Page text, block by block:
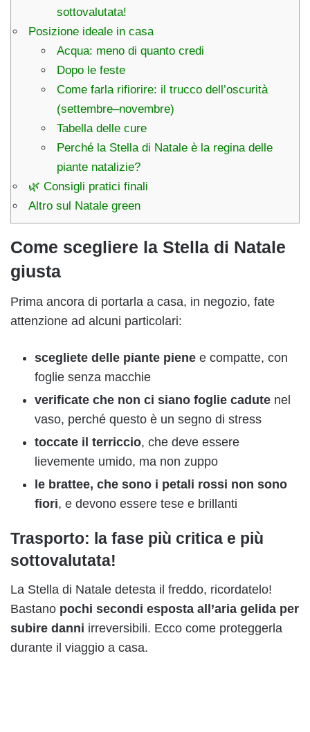
sottovalutata!
Posizione ideale in casa
Acqua: meno di quanto credi
Dopo le feste
Come farla rifiorire: il trucco dell’oscurità
(settembre–novembre)
Tabella delle cure
Perché la Stella di Natale è la regina delle
piante natalizie?
🌿 Consigli pratici finali
Altro sul Natale green
Come scegliere la Stella di Natale
giusta
Prima ancora di portarla a casa, in negozio, fate
attenzione ad alcuni particolari:
scegliete delle piante piene e compatte, con
foglie senza macchie
verificate che non ci siano foglie cadute nel
vaso, perché questo è un segno di stress
toccate il terriccio, che deve essere
lievemente umido, ma non zuppo
le brattee, che sono i petali rossi non sono
fiori, e devono essere tese e brillanti
Trasporto: la fase più critica e più
sottovalutata!
La Stella di Natale detesta il freddo, ricordatelo!
Bastano pochi secondi esposta all’aria gelida per
subire danni irreversibili. Ecco come proteggerla
durante il viaggio a casa.